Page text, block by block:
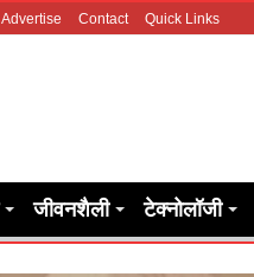
Advertise Contact Quick Links
जीवनशैली टेक्नोलॉजी